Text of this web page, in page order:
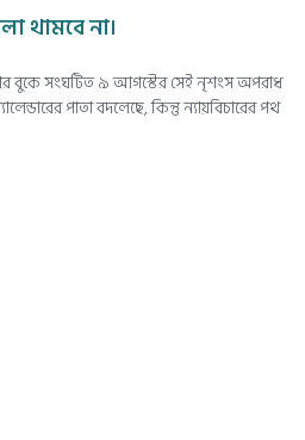
থামবে না।
বুকে সংঘটিত ৯ আগস্টের সেই নৃশংস অপরাধ
পাতা বদলেছে, কিন্তু ন্যায়বিচারের পথ